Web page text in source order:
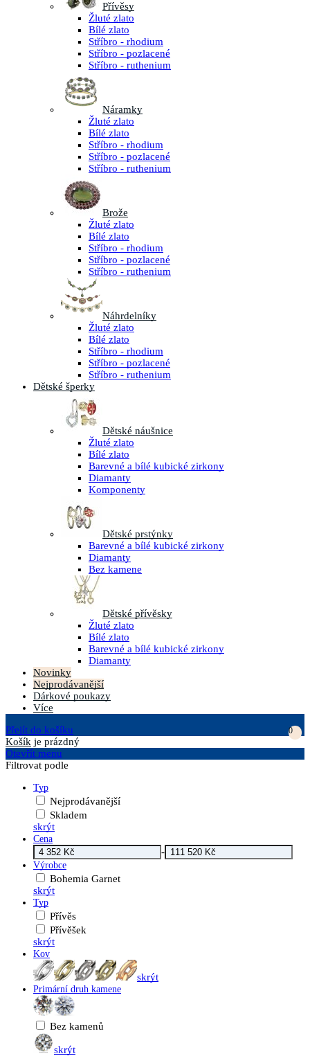
Přívěsy
Žluté zlato
Bílé zlato
Stříbro - rhodium
Stříbro - pozlacené
Stříbro - ruthenium
Náramky
Žluté zlato
Bílé zlato
Stříbro - rhodium
Stříbro - pozlacené
Stříbro - ruthenium
Brože
Žluté zlato
Bílé zlato
Stříbro - rhodium
Stříbro - pozlacené
Stříbro - ruthenium
Náhrdelníky
Žluté zlato
Bílé zlato
Stříbro - rhodium
Stříbro - pozlacené
Stříbro - ruthenium
Dětské šperky
Dětské náušnice
Žluté zlato
Bílé zlato
Barevné a bílé kubické zirkony
Diamanty
Komponenty
Dětské prstýnky
Barevné a bílé kubické zirkony
Diamanty
Bez kamene
Dětské přívěsky
Žluté zlato
Bílé zlato
Barevné a bílé kubické zirkony
Diamanty
Novinky
Nejprodávanější
Dárkové poukazy
Více
Přejít do košíku
0
Košík je prázdný
Otevřít menu
Filtrovat podle
Typ
Nejprodávanější
Skladem
skrýt
Cena
-
Výrobce
Bohemia Garnet
skrýt
Typ
Přívěs
Přívěšek
skrýt
Kov
skrýt
Primární druh kamene
Bez kamenů
skrýt